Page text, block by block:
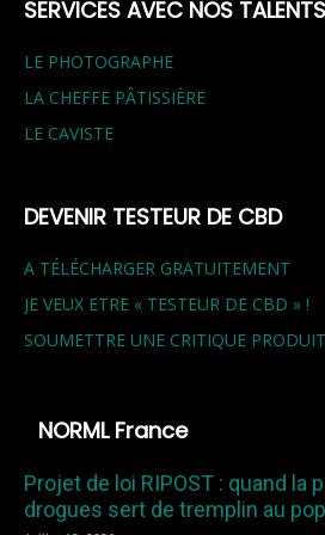
SERVICES AVEC NOS TALENTS
LE PHOTOGRAPHE
LA CHEFFE PÂTISSIÈRE
LE CAVISTE
DEVENIR TESTEUR DE CBD
A TÉLÉCHARGER GRATUITEMENT
JE VEUX ETRE « TESTEUR DE CBD » !
SOUMETTRE UNE CRITIQUE PRODUIT
NORML France
Projet de loi RIPOST : quand la
drogues sert de tremplin au